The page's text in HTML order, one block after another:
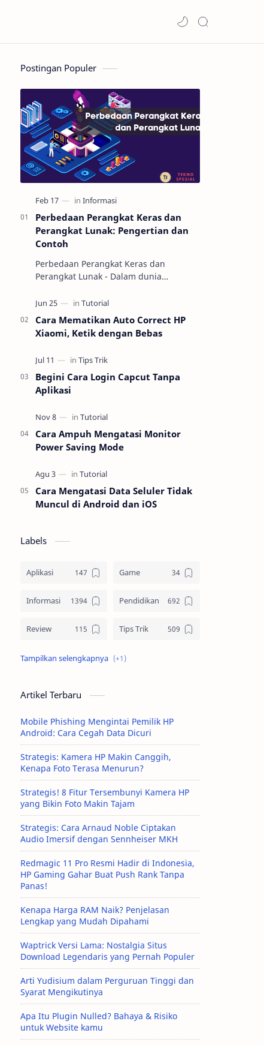
Postingan Populer
Perbedaan Perangkat Keras dan
Perangkat Lunak: Pengertian dan
Contoh
Perbedaan Perangkat Keras dan
Perangkat Lunak - Dalam dunia
perangkat keras (hardware) dan
perangkat lunak (software) m…
Cara Mematikan Auto Correct HP
Xiaomi, Ketik dengan Bebas
Begini Cara Login Capcut Tanpa
Aplikasi
Cara Ampuh Mengatasi Monitor
Power Saving Mode
Cara Mengatasi Data Seluler Tidak
Muncul di Android dan iOS
Labels
Aplikasi Game
Informasi Pendidikan
Review Tips Trik
Tutorial
Artikel Terbaru
Mobile Phishing Mengintai Pemilik HP
Android: Cara Cegah Data Dicuri
Strategis: Kamera HP Makin Canggih,
Kenapa Foto Terasa Menurun?
Strategis! 8 Fitur Tersembunyi Kamera HP
yang Bikin Foto Makin Tajam
Strategis: Cara Arnaud Noble Ciptakan
Audio Imersif dengan Sennheiser MKH
Redmagic 11 Pro Resmi Hadir di Indonesia,
HP Gaming Gahar Buat Push Rank Tanpa
Panas!
Kenapa Harga RAM Naik? Penjelasan
Lengkap yang Mudah Dipahami
Waptrick Versi Lama: Nostalgia Situs
Download Legendaris yang Pernah Populer
Arti Yudisium dalam Perguruan Tinggi dan
Syarat Mengikutinya
Apa Itu Plugin Nulled? Bahaya & Risiko
untuk Website kamu